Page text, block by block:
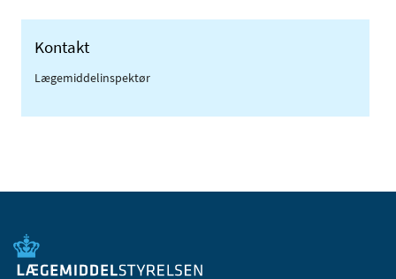
Kontakt
Lægemiddelinspektør